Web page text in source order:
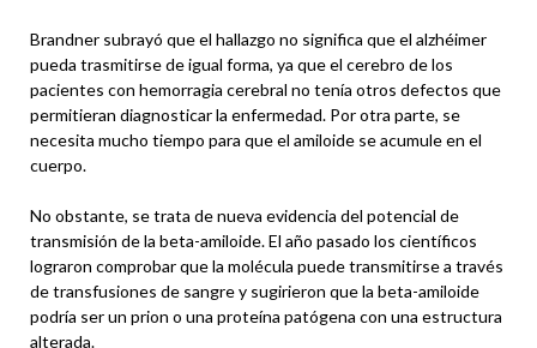
Brandner subrayó que el hallazgo no significa que el alzhéimer
pueda trasmitirse de igual forma, ya que el cerebro de los
pacientes con hemorragia cerebral no tenía otros defectos que
permitieran diagnosticar la enfermedad. Por otra parte, se
necesita mucho tiempo para que el amiloide se acumule en el
cuerpo.
No obstante, se trata de nueva evidencia del potencial de
transmisión de la beta-amiloide. El año pasado los científicos
lograron comprobar que la molécula puede transmitirse a través
de transfusiones de sangre y sugirieron que la beta-amiloide
podría ser un prion o una proteína patógena con una estructura
alterada.